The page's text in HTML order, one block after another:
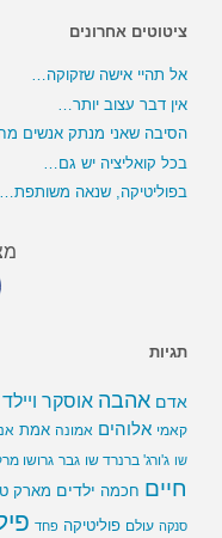
ציטוטים אחרונים
אל תהיי אישה שזקוקה…
אין דבר עצוב יותר…
הסיבה שאני מנתק אנשים
בכל קואליציה יש גם…
בפוליטיקה, שנאה משותפת…
תגיות
אדם אהבה אוסקר ויילד
קאמי אלוהים אמונה אמת
שו ג'ורג' ברנרד שו גבר גרושו
חיים חכמה ילדים מארק
סנקה עולם פוליטיקה פחד